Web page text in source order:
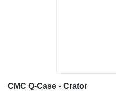
CMC Q-Case - Crator